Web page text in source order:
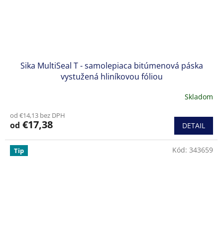
Sika MultiSeal T - samolepiaca bitúmenová páska
vystužená hliníkovou fóliou
produktu
je
z
5
Skladom
od €14,13 bez DPH
od €17,38 DETAIL
Tip Kód: 343659